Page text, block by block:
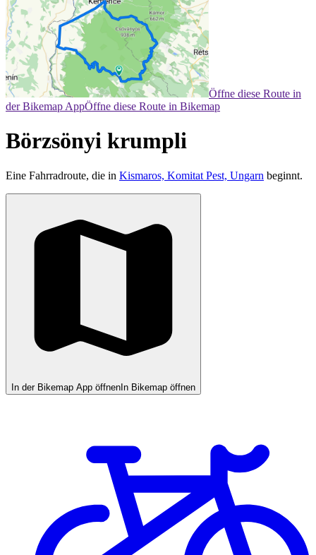
Öffne diese Route in
der Bikemap AppÖffne diese Route in Bikemap
Börzsönyi krumpli
Eine Fahrradroute, die in Kismaros, Komitat Pest, Ungarn beginnt.
In der Bikemap App öffnen In Bikemap öffnen